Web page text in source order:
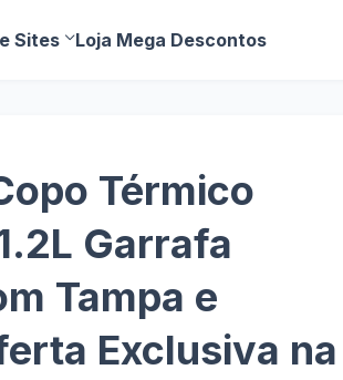
Sites Loja Mega Descontos
Térmico
Garrafa
Tampa e
Exclusiva na